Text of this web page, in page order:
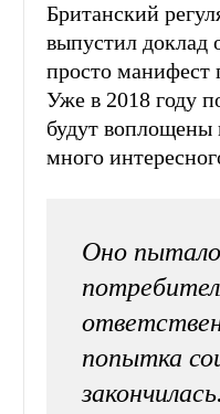
Британский
выпустил доклад
просто манифест
Уже в 2018 году
будут
много
Оно
попытка